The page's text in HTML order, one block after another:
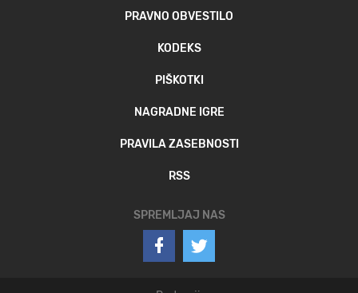
PRAVNO OBVESTILO
KODEKS
PIŠKOTKI
NAGRADNE IGRE
PRAVILA ZASEBNOSTI
RSS
SPREMLJAJ NAS